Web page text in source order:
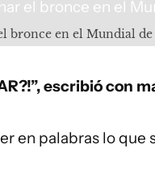
bronce en el Mundial
escribió con
en palabras lo que